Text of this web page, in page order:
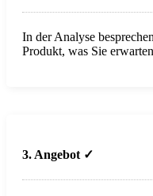
In der Analyse
Produkt, was Sie
3. Angebot ✓